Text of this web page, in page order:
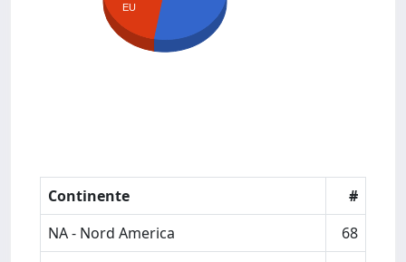
EU
Continente
#
NA - Nord America
68